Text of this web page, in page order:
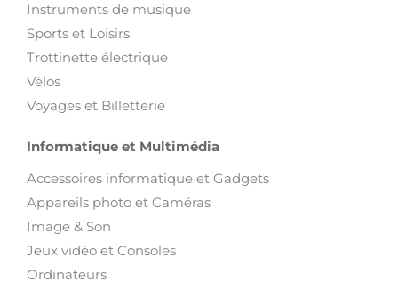
Instruments de musique
Sports et Loisirs
Trottinette électrique
Vélos
Voyages et Billetterie
Informatique et Multimédia
Accessoires informatique et Gadgets
Appareils photo et Caméras
Image & Son
Jeux vidéo et Consoles
Ordinateurs